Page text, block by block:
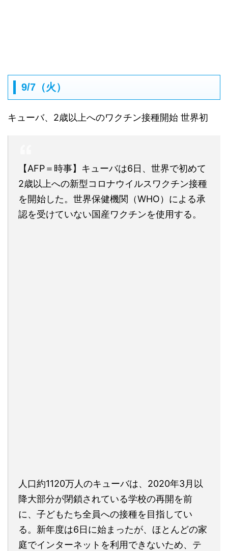
9/7（火）
キューバ、2歳以上へのワクチン接種開始 世界初
【AFP＝時事】キューバは6日、世界で初めて
2歳以上への新型コロナウイルスワクチン接種
を開始した。世界保健機関（WHO）による承
認を受けていない国産ワクチンを使用する。
人口約1120万人のキューバは、2020年3月以
降大部分が閉鎖されている学校の再開を前
に、子どもたち全員への接種を目指してい
る。新年度は6日に始まったが、ほとんどの家
庭でインターネットを利用できないため、テ